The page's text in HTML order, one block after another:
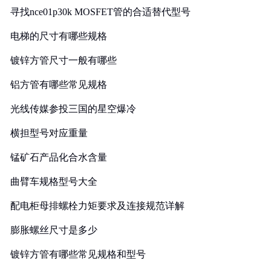
寻找nce01p30k MOSFET管的合适替代型号
电梯的尺寸有哪些规格
镀锌方管尺寸一般有哪些
铝方管有哪些常见规格
光线传媒参投三国的星空爆冷
横担型号对应重量
锰矿石产品化合水含量
曲臂车规格型号大全
配电柜母排螺栓力矩要求及连接规范详解
膨胀螺丝尺寸是多少
镀锌方管有哪些常见规格和型号